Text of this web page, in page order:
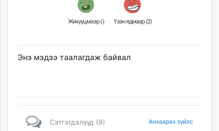
Жихүүцмээр () Үзэн ядмаар (2)
Энэ мэдээ таалагдаж байвал
Сэтгэгдэлүүд (9) Анхаарах зүйлс